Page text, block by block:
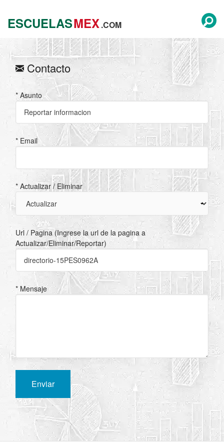
ESCUELASMEX.COM
Contacto
* Asunto
* Email
* Actualizar / Eliminar
Url / Pagina (Ingrese la url de la pagina a
Actualizar/Eliminar/Reportar)
* Mensaje
Enviar